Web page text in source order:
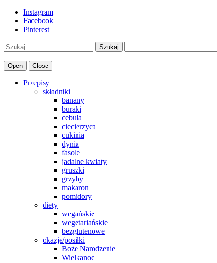
Instagram
Facebook
Pinterest
Szukaj
Open Close
Przepisy
składniki
banany
buraki
cebula
ciecierzyca
cukinia
dynia
fasole
jadalne kwiaty
gruszki
grzyby
makaron
pomidory
diety
wegańskie
wegetariańskie
bezglutenowe
okazje/posiłki
Boże Narodzenie
Wielkanoc